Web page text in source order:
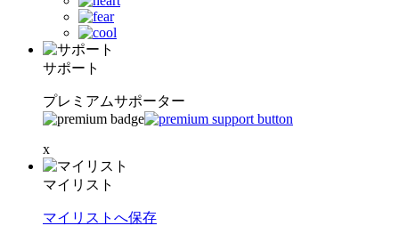
サポート
プレミアムサポーター
x
マイリスト
マイリストへ保存